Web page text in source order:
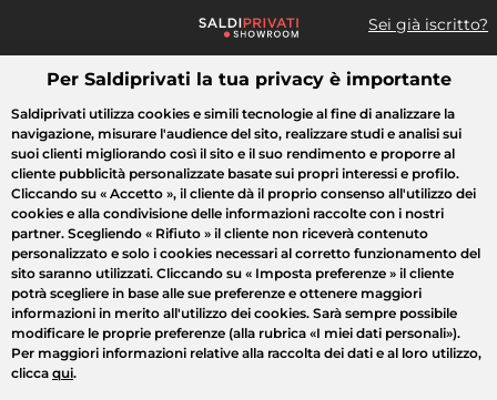
Sei già iscritto?
Cosa cerchi?
Tutte le vendite Moda Casa Bellezza Elettrodomestici
Per Saldiprivati la tua privacy è importante
Saldiprivati utilizza cookies e simili tecnologie al fine di analizzare la
navigazione, misurare l'audience del sito, realizzare studi e analisi sui
suoi clienti migliorando così il sito e il suo rendimento e proporre al
cliente pubblicità personalizzate basate sui propri interessi e profilo.
Cliccando su « Accetto », il cliente dà il proprio consenso all'utilizzo dei
cookies e alla condivisione delle informazioni raccolte con i nostri
partner. Scegliendo « Rifiuto » il cliente non riceverà contenuto
personalizzato e solo i cookies necessari al corretto funzionamento del
sito saranno utilizzati. Cliccando su « Imposta preferenze » il cliente
potrà scegliere in base alle sue preferenze e ottenere maggiori
informazioni in merito all'utilizzo dei cookies. Sarà sempre possibile
modificare le proprie preferenze (alla rubrica «I miei dati personali»).
Per maggiori informazioni relative alla raccolta dei dati e al loro utilizzo,
clicca qui.